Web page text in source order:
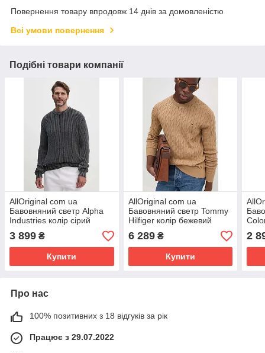
Повернення товару впродовж 14 днів за домовленістю
Всі умови повернення
Подібні товари компанії
AllOriginal com ua
Бавовняний светр Alpha
Industries колір сірий
138402 РОЗМІРИ
ЗАПИТУЙТЕ
3 899 ₴
Купити
AllOriginal com ua
Бавовняний светр Tommy
Hilfiger колір бежевий
легкий РОЗМІРИ
ЗАПИТУЙТЕ
6 289₴
Купити
2
Про нас
100% позитивних з 18 відгуків за рік
Працює з 29.07.2022